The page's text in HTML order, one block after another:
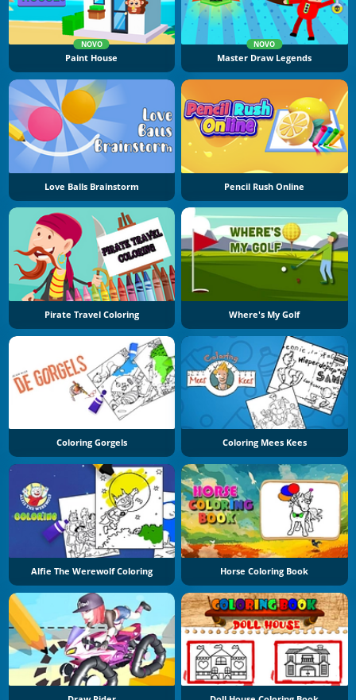
NOVO
Paint House
NOVO
Master Draw Legends
Love Balls Brainstorm Pencil Rush Online
Pirate Travel Coloring Where's My Golf
Coloring Gorgels Coloring Mees Kees
Alfie The Werewolf Coloring Horse Coloring Book